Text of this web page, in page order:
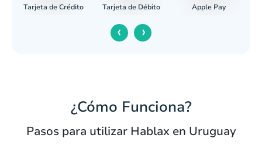
Tarjeta de Crédito Tarjeta de Débito Apple Pay
‹ ›
¿Cómo Funciona?
Pasos para utilizar Hablax en Uruguay